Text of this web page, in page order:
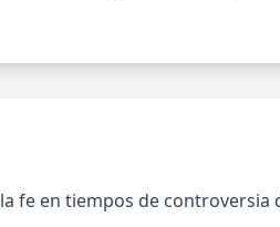
fe en tiempos de controversia